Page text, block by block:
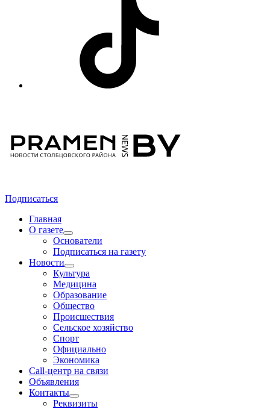
Подписаться
Главная
О газете
Основатели
Подписаться на газету
Новости
Культура
Медицина
Образование
Общество
Происшествия
Сельское хозяйство
Спорт
Официально
Экономика
Call-центр на связи
Объявления
Контакты
Реквизиты